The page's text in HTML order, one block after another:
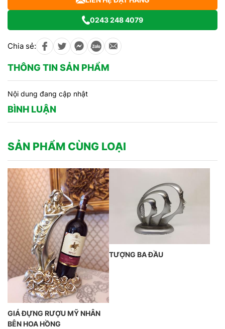
0243 248 4079
Chia sẻ:
THÔNG TIN SẢN PHẨM
Nội dung đang cập nhật
BÌNH LUẬN
SẢN PHẨM CÙNG LOẠI
GIÁ ĐỰNG RƯỢU MỸ NHÂN
BÊN HOA HỒNG
TƯỢNG BA ĐẦU